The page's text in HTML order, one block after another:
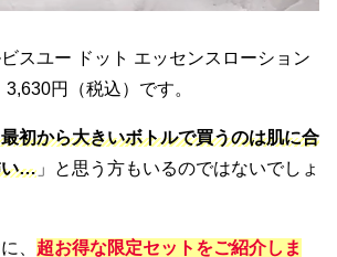
スユー ドット エッセンスローション
円（税込）です。
初から大きいボトルで買うのは肌に合
い… 」と思う方もいるのではないでしょ
、 超お得な限定セットをご紹介しま